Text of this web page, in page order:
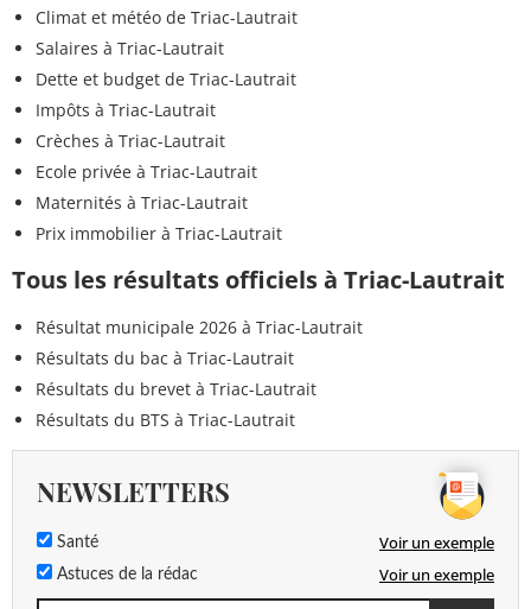
Climat et météo de Triac-Lautrait
Salaires à Triac-Lautrait
Dette et budget de Triac-Lautrait
Impôts à Triac-Lautrait
Crèches à Triac-Lautrait
Ecole privée à Triac-Lautrait
Maternités à Triac-Lautrait
Prix immobilier à Triac-Lautrait
Tous les résultats officiels à Triac-Lautrait
Résultat municipale 2026 à Triac-Lautrait
Résultats du bac à Triac-Lautrait
Résultats du brevet à Triac-Lautrait
Résultats du BTS à Triac-Lautrait
NEWSLETTERS
Santé Voir un exemple
Astuces de la rédac Voir un exemple